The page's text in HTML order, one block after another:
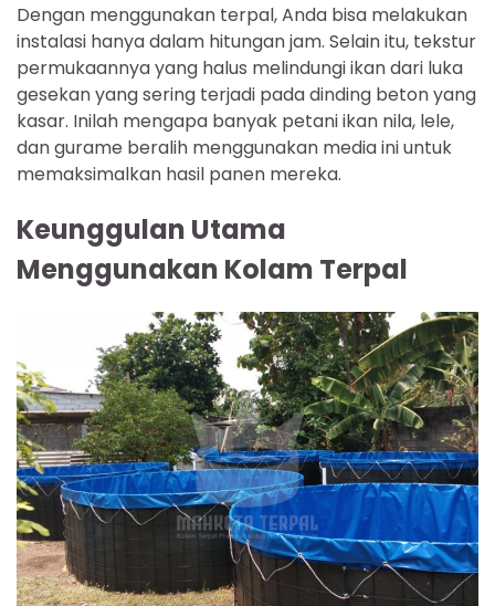
Dengan menggunakan terpal, Anda bisa melakukan
instalasi hanya dalam hitungan jam. Selain itu, tekstur
permukaannya yang halus melindungi ikan dari luka
gesekan yang sering terjadi pada dinding beton yang
kasar. Inilah mengapa banyak petani ikan nila, lele,
dan gurame beralih menggunakan media ini untuk
memaksimalkan hasil panen mereka.
Keunggulan Utama
Menggunakan Kolam Terpal